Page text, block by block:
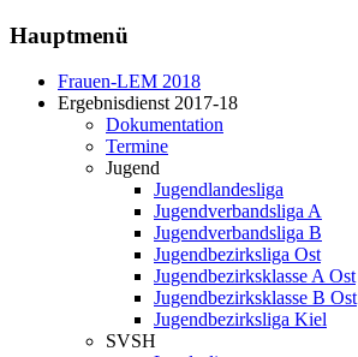
Hauptmenü
Frauen-LEM 2018
Ergebnisdienst 2017-18
Dokumentation
Termine
Jugend
Jugendlandesliga
Jugendverbandsliga A
Jugendverbandsliga B
Jugendbezirksliga Ost
Jugendbezirksklasse A Ost
Jugendbezirksklasse B Ost
Jugendbezirksliga Kiel
SVSH